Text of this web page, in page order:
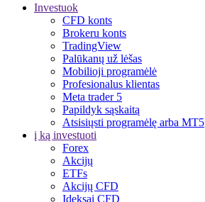
Investuok
CFD konts
Brokeru konts
TradingView
Palūkanų už lėšas
Mobilioji programėlė
Profesionalus klientas
Meta trader 5
Papildyk sąskaitą
Atsisiųsti programėlę arba MT5
į ką investuoti
Forex
Akcijų
ETFs
Akcijų CFD
Ideksai CFD